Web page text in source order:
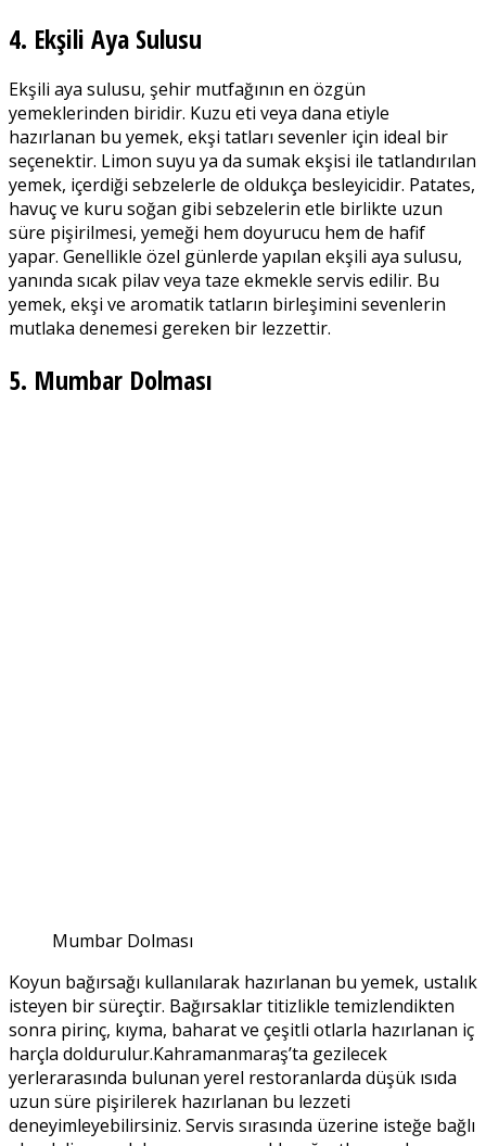
4. Ekşili Aya Sulusu
Ekşili aya sulusu, şehir mutfağının en özgün
yemeklerinden biridir. Kuzu eti veya dana etiyle
hazırlanan bu yemek, ekşi tatları sevenler için ideal bir
seçenektir. Limon suyu ya da sumak ekşisi ile tatlandırılan
yemek, içerdiği sebzelerle de oldukça besleyicidir. Patates,
havuç ve kuru soğan gibi sebzelerin etle birlikte uzun
süre pişirilmesi, yemeği hem doyurucu hem de hafif
yapar. Genellikle özel günlerde yapılan ekşili aya sulusu,
yanında sıcak pilav veya taze ekmekle servis edilir. Bu
yemek, ekşi ve aromatik tatların birleşimini sevenlerin
mutlaka denemesi gereken bir lezzettir.
5. Mumbar Dolması
Mumbar Dolması
Koyun bağırsağı kullanılarak hazırlanan bu yemek, ustalık
isteyen bir süreçtir. Bağırsaklar titizlikle temizlendikten
sonra pirinç, kıyma, baharat ve çeşitli otlarla hazırlanan iç
harçla doldurulur.Kahramanmaraş’ta gezilecek
yerlerarasında bulunan yerel restoranlarda düşük ısıda
uzun süre pişirilerek hazırlanan bu lezzeti
deneyimleyebilirsiniz. Servis sırasında üzerine isteğe bağlı